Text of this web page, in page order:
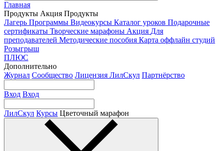
Главная
Продукты Акция Продукты
Лагерь Программы Видеокурсы Каталог уроков Подарочные
сертификаты Творческие марафоны Акция Для
преподавателей Методические пособия Карта оффлайн студий
Розыгрыш
ПЛЮС
Дополнительно
Журнал Сообщество Лицензия ЛилСкул Партнёрство
Вход Вход
ЛилСкул Курсы Цветочный марафон